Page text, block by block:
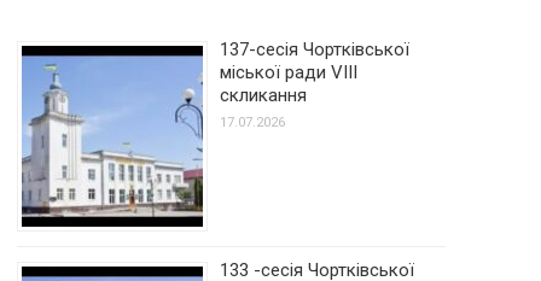
137-сесія Чортківської
міської ради VIII
скликання
17.07.2026
133 -сесія Чортківської